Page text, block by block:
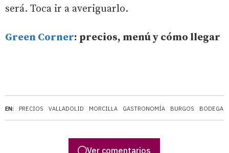
EN: PRECIOS VALLADOLID MORCILLA GASTRONOMÍA BURGOS BODEGAS
será. Toca ir a averiguarlo.
Green Corner: precios, menú y cómo llegar
Ver comentarios